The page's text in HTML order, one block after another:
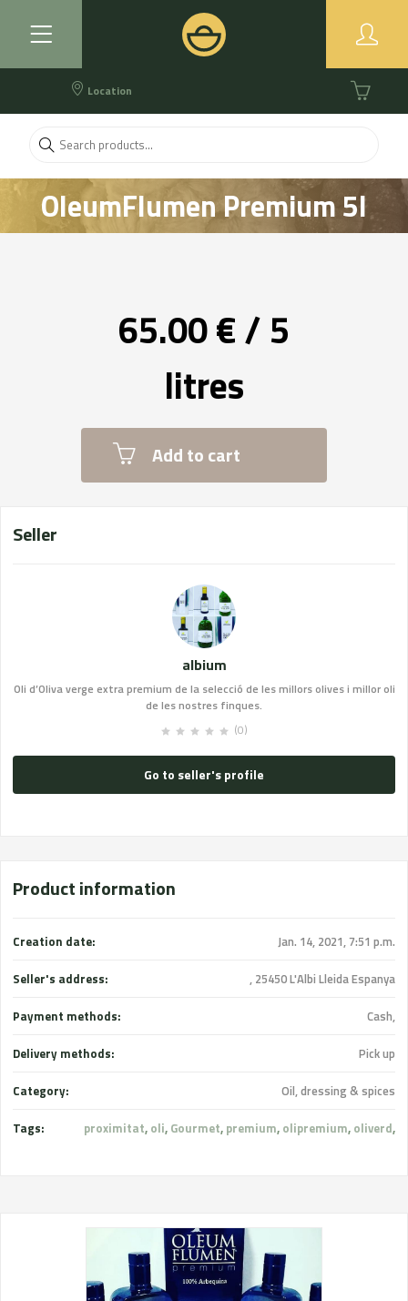
Location
OleumFlumen Premium 5l
65.00 € / 5
litres
Add to cart
Seller
albium
Oli d’Oliva verge extra premium de la selecció de les millors olives i millor oli
de les nostres finques.
(0)
Go to seller's profile
Product information
Creation date: Jan. 14, 2021, 7:51 p.m.
Seller's address: , 25450 L'Albi Lleida Espanya
Payment methods: Cash,
Delivery methods: Pick up
Category: Oil, dressing & spices
Tags: proximitat, oli, Gourmet, premium, olipremium, oliverd,